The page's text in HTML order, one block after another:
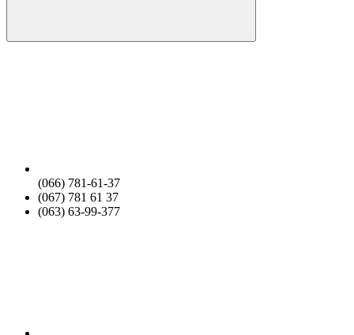
(066) 781-61-37
(067) 781 61 37
(063) 63-99-377